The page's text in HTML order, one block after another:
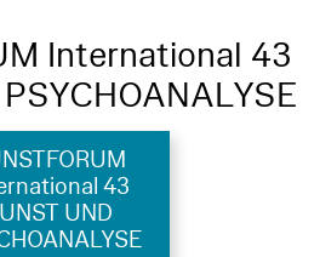
International 43
43
UND